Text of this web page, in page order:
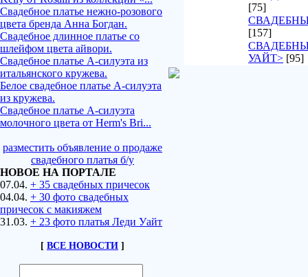
Свадебное платье нежно-розового
цвета бренда Анна Богдан.
Свадебное длинное платье со
шлейфом цвета айвори.
Свадебное платье А-силуэта из
итальянского кружева.
Белое свадебное платье А-силуэта
из кружева.
Свадебное платье А-силуэта
молочного цвета от Herm's Bri...
разместить объявление о продаже
свадебного платья б/у
НОВОЕ НА ПОРТАЛЕ
07.04. + 35 свадебных причесок
04.04. + 30 фото свадебных
причесок с макияжем
31.03. + 23 фото платья Леди Уайт
[ ВСЕ НОВОСТИ ]
[75]
[157]
УАЙТ> [95]